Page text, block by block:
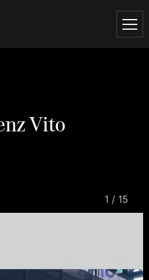
Vito
1 / 15